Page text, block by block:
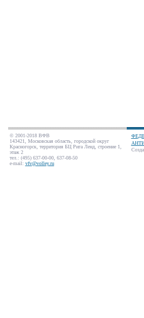
© 2001-2018 ВФВ
143421, Московская область, городской округ
Красногорск, территория БЦ Рига Ленд, строение 1,
этаж 2
тел.: (495) 637-00-00, 637-08-50
e-mail: vfv@volley.ru